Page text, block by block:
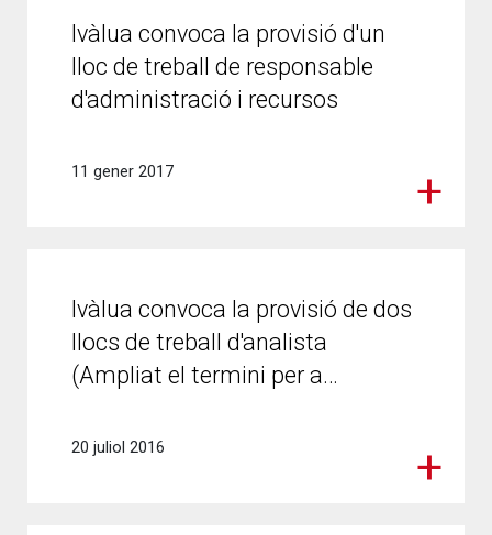
Ivàlua convoca la provisió d'un
lloc de treball de responsable
d'administració i recursos
11 gener 2017
Ivàlua convoca la provisió de dos
llocs de treball d'analista
(Ampliat el termini per a…
20 juliol 2016